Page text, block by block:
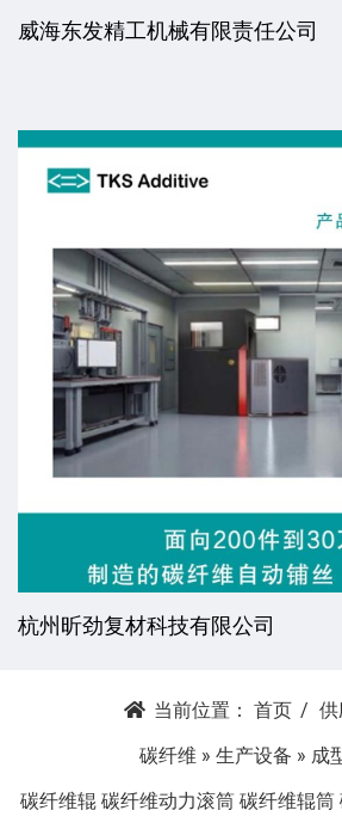
威海东发精工机械有限责任公司
杭州昕劲复材科技有限公司
当前位置： 首页
供
碳纤维 » 生产设备 » 成
碳纤维辊 碳纤维动力滚筒 碳纤维辊